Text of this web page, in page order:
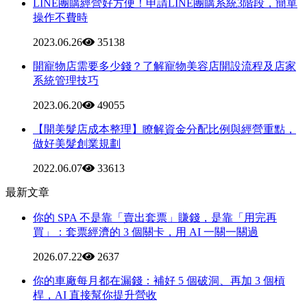
LINE團購經營好方便！申請LINE團購系統3階段，簡單
操作不費時
2023.06.26 35138
開寵物店需要多少錢？了解寵物美容店開設流程及店家
系統管理技巧
2023.06.20 49055
【開美髮店成本整理】瞭解資金分配比例與經營重點，
做好美髮創業規劃
2022.06.07 33613
最新文章
你的 SPA 不是靠「賣出套票」賺錢，是靠「用完再
買」：套票經濟的 3 個關卡，用 AI 一關一關過
2026.07.22 2637
你的車廠每月都在漏錢：補好 5 個破洞、再加 3 個槓
桿，AI 直接幫你提升營收